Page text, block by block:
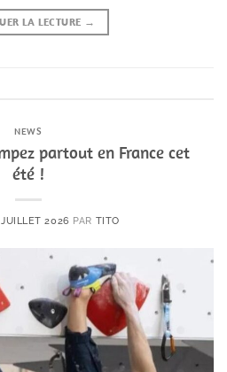
LA LECTURE →
NEWS
partout en France cet
été !
2026 PAR TITO